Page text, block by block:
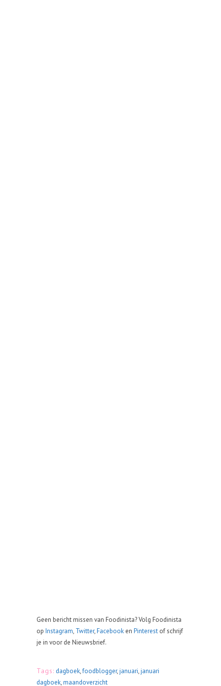
Geen bericht missen van Foodinista? Volg Foodinista
op Instagram, Twitter,Facebook en Pinterest of schrijf
je in voor de Nieuwsbrief.
Tags: dagboek,foodblogger,januari,januari
dagboek,maandoverzicht